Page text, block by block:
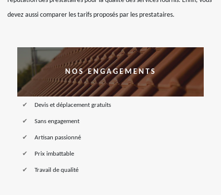
devez aussi comparer les tarifs proposés par les prestataires.
NOS ENGAGEMENTS
Devis et déplacement gratuits
Sans engagement
Artisan passionné
Prix imbattable
Travail de qualité